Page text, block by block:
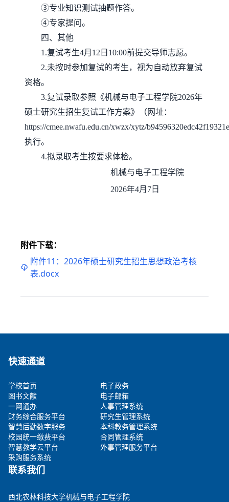
③专业知识测试抽题作答。
④专家提问。
四、其他
1.复试考生4月12日10:00前提交导师志愿。
2.未按时参加复试的考生，视为自动放弃复试
资格。
3.复试录取参照《机械与电子工程学院2026年
硕士研究生招生复试工作方案》（网址：
https://cmee.nwafu.edu.cn/xwzx/xytz/
执行。
4.拟录取考生按要求体检。
机械与电子工程学院
2026年4月7日
附件下载：
附件11：2026年硕士研究生招生思想政治考核
表.docx
快速通道
学校首页
电子政务
图书文献
电子邮箱
一网通办
人事管理系统
财务综合服务平台
研究生管理系统
智慧后勤数字服务
本科教务管理系统
校园统一缴费平台
合同管理系统
智慧教学云平台
外事管理服务平台
采购服务系统
联系我们
西北农林科技大学机械与电子工程学院